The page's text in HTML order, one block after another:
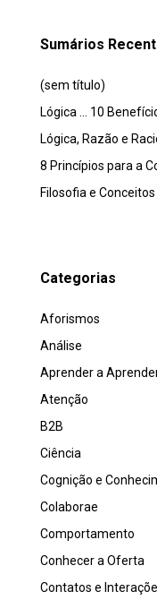
Sumários
(sem título)
Lógica … 10
Lógica, Razão e
8 Princípios para a
Filosofia e Conceitos
Categorias
Aforismos
Análise
Aprender a
Atenção
B2B
Ciência
Cognição e
Colaborae
Comportamento
Conhecer a Oferta
Contatos e